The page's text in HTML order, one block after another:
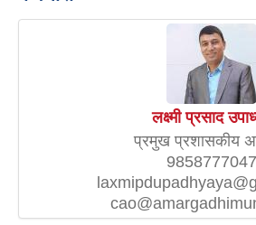
लक्ष्मी प्रसाद
प्रमुख प्रशासकीय
9858777047